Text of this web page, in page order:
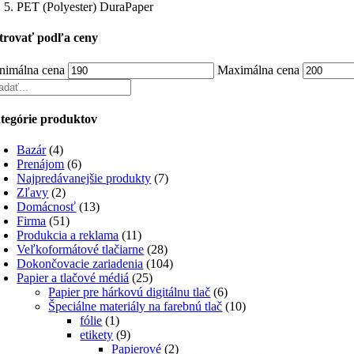
PET (Polyester) DuraPaper
podľa ceny
cena Maximálna cena
produktov
Bazár (4)
Prenájom (6)
Najpredávanejšie produkty (7)
Zľavy (2)
Domácnosť (13)
Firma (51)
Produkcia a reklama (11)
Veľkoformátové tlačiarne (28)
Dokončovacie zariadenia (104)
Papier a tlačové médiá (25)
Papier pre hárkovú digitálnu tlač (6)
Špeciálne materiály na farebnú tlač (10)
fólie (1)
etikety (9)
Papierové (2)